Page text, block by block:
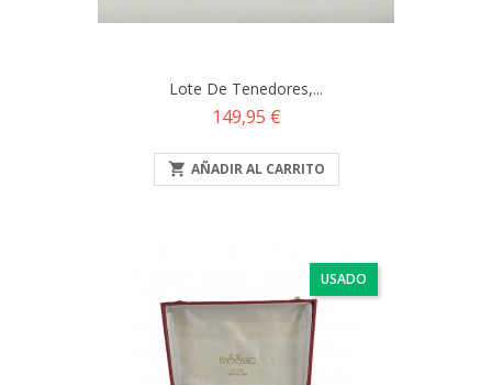
Lote De Tenedores,...
Precio
149,95 €
 AÑADIR AL CARRITO
USADO